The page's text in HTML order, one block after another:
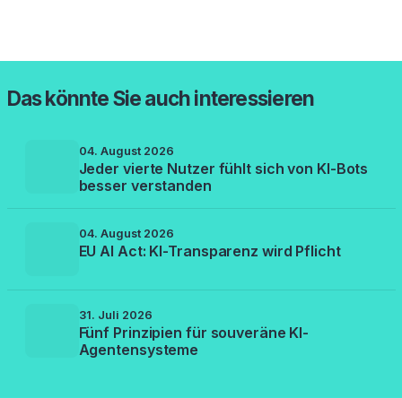
Das könnte Sie auch interessieren
04. August 2026
Jeder vierte Nutzer fühlt sich von KI-Bots
besser verstanden
04. August 2026
EU AI Act: KI-Transparenz wird Pflicht
31. Juli 2026
Fünf Prinzipien für souveräne KI-
Agentensysteme